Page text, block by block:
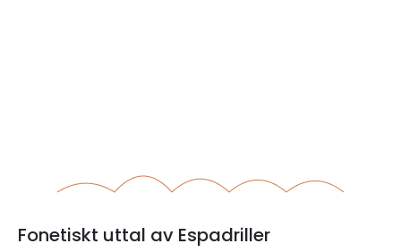
Fonetiskt uttal av Espadriller